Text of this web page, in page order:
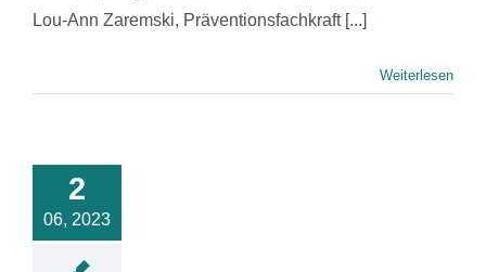
Lou-Ann Zaremski, Präventionsfachkraft [...]
Weiterlesen
2
06, 2023
am